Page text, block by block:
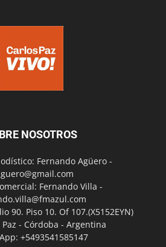
NOSOTROS
Fernando Agüero -
Fernando Villa -
90. Piso 10. Of 107.(X5152EYN)
- Córdoba - Argentina
+5493541585147